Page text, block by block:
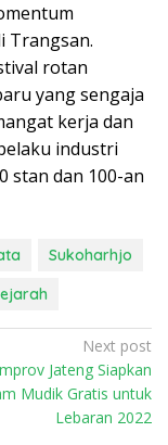
Trangsan.
rotan
yang sengaja
kerja dan
industri
stan dan 100-an
Sukoharhjo
Next post
Jateng Siapkan
Mudik Gratis untuk
Lebaran 2022